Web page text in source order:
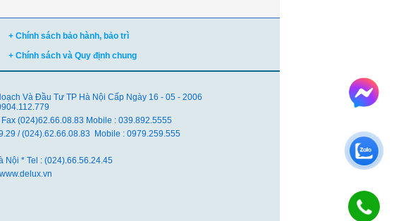
+ Chính sách bảo hành, bảo trì
+ Chính sách và Quy định chung
Và Đầu Tư TP Hà Nội Cấp Ngày 16 - 05 - 2006
(024)62.66.08.83 Mobile : 039.892.5555
/ (024).62.66.08.83 Mobile : 0979.259.555
Nội * Tel : (024).66.56.24.45